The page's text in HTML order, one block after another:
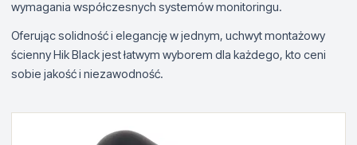
wymagania współczesnych systemów monitoringu.
Oferując solidność i elegancję w jednym, uchwyt montażowy
ścienny Hik Black jest łatwym wyborem dla każdego, kto ceni
sobie jakość i niezawodność.